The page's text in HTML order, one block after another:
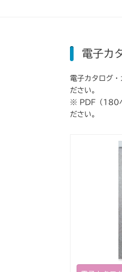
電子カ
電子カタログ
ださい。
※ PDF（180ペ
ださい。